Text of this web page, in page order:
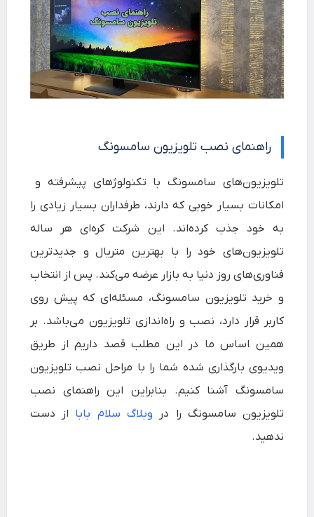
راهنمای نصب تلویزیون سامسونگ
تلویزیون‌های سامسونگ با تکنولوژ‌های پیشرفته و
امکانات بسیار خوبی که دارند، طرفداران بسیار زیادی را
به خود جذب کرده‌اند. این شرکت کره‌ای هر ساله
تلویزیون‌های خود را با بهترین متریال و جدیدترین
فناوری‌های روز دنیا به بازار عرضه می‌کند. پس از انتخاب
و خرید تلویزیون سامسونگ، مسئله‌ای که پیش روی
کاربر قرار دارد، نصب و راه‌اندازی تلویزیون می‌باشد. بر
همین اساس ما در این مطلب قصد داریم از طریق
ویدیوی بارگذاری شده شما را با مراحل نصب تلویزیون
سامسونگ آشنا کنیم. بنابراین این راهنمای نصب
تلویزیون سامسونگ را در وبلاگ سلام بابا از دست
ندهید.